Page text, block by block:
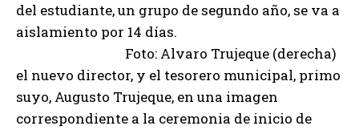
del estudiante, un grupo de segundo año, se va a
aislamiento por 14 días.
Foto: Alvaro Trujeque (derecha)
el nuevo director, y el tesorero municipal, primo
suyo, Augusto Trujeque, en una imagen
correspondiente a la ceremonia de inicio de